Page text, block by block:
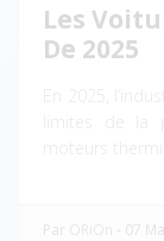
Les
De 2025
Par - 07